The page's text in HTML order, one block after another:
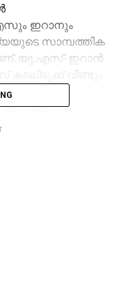
ഇറാനും
സാമ്പത്തിക
യു.എസ്-ഇറാന്‍
കുറയ്ക്കാനും